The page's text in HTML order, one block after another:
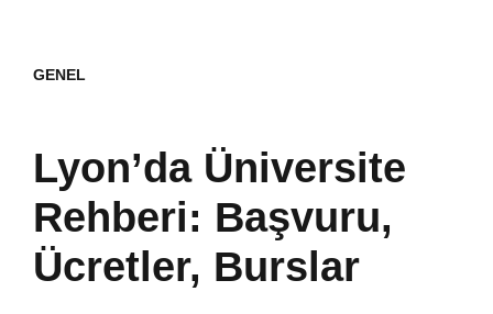
GENEL
Lyon’da Üniversite
Rehberi: Başvuru,
Ücretler, Burslar